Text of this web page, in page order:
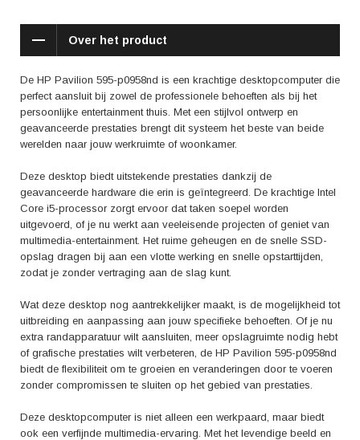
prestaties en veelzijdigheid door tevreden klanten. Reviews
benadrukken vaak de snelle respons, de soepele multitasking-
mogelijkheden en de indrukwekkende grafische weergave. Deze
desktop is een betrouwbare metgezel voor zowel werk als ontspanning,
waardoor het een slimme keuze is voor iedereen die op zoek is naar
Kortom, de HP Pavilion 595-p0958nd biedt de perfecte combinatie van
kracht, veelzijdigheid en entertainment in een stijlvol ontwerp. Of je nu
werkt, speelt of creatief bezig bent, deze desktopcomputer staat klaar
om aan al je behoeften te voldoen met indrukwekkende prestaties en
een betrouwbare werking. Ervaar zelf de kracht en veelzijdigheid van de
HP Pavilion 595-p0958nd en til jouw computervaardigheden naar een
Over het product
De HP Pavilion 595-p0958nd is een krachtige desktopcomputer die
perfect aansluit bij zowel de professionele behoeften als bij het
persoonlijke entertainment thuis. Met een stijlvol ontwerp en
geavanceerde prestaties brengt dit systeem het beste van beide
werelden naar jouw werkruimte of woonkamer.
Deze desktop biedt uitstekende prestaties dankzij de
geavanceerde hardware die erin is geïntegreerd. De krachtige Intel
Core i5-processor zorgt ervoor dat taken soepel worden
uitgevoerd, of je nu werkt aan veeleisende projecten of geniet van
multimedia-entertainment. Het ruime geheugen en de snelle SSD-
opslag dragen bij aan een vlotte werking en snelle opstarttijden,
zodat je zonder vertraging aan de slag kunt.
Wat deze desktop nog aantrekkelijker maakt, is de mogelijkheid tot
uitbreiding en aanpassing aan jouw specifieke behoeften. Of je nu
extra randapparatuur wilt aansluiten, meer opslagruimte nodig hebt
of grafische prestaties wilt verbeteren, de HP Pavilion 595-p0958nd
biedt de flexibiliteit om te groeien en veranderingen door te voeren
zonder compromissen te sluiten op het gebied van prestaties.
Deze desktopcomputer is niet alleen een werkpaard, maar biedt
ook een verfijnde multimedia-ervaring. Met het levendige beeld en